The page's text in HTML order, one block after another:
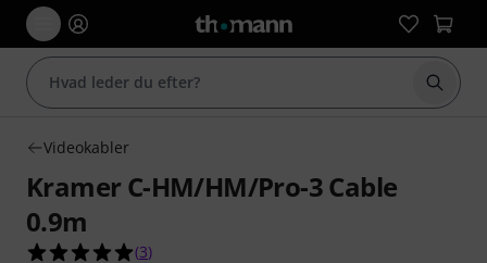
Start
Videokabler
Kramer C-HM/HM/Pro-3 Cable
0.9m
5.0 ud af 5 stjerner fra 3 kundebedømmelser
(3)